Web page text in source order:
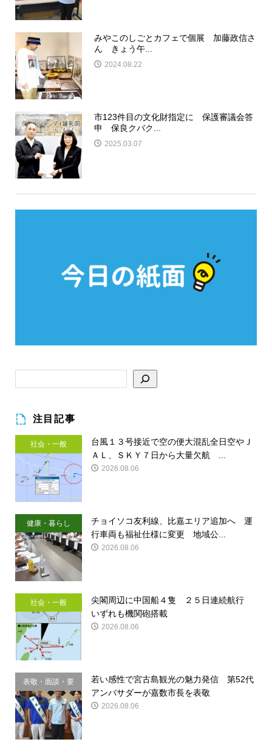
みやこのしごとカフェで個展 加藤政信さ
ん きょう午...
2024.08.22
市123件目の文化財指定に 保護審議会答
申 保良クバク...
2025.03.07
注目記事
社会・一般
台風１３号接近で空の便大混乱全日空やＪ
ＡＬ、ＳＫＹ７日から大量欠航 ...
2026.08.06
健康・暮らし
チョイソコ友利線、比嘉エリア追加へ 運
行車両も福祉仕様に変更 地域公...
2026.08.06
社会・一般
尖閣周辺に中国船４隻 ２５日連続航行
いずれも機関砲搭載
2026.08.06
表敬・面談・要
請
若い感性で宮古島観光の魅力発信 第52代
アンバサダーが嘉数市長を表敬
2026.08.06